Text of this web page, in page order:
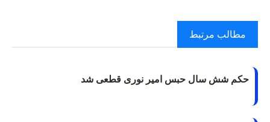
مطالب مرتبط
حکم شش سال حبس امیر نوری قطعی شد